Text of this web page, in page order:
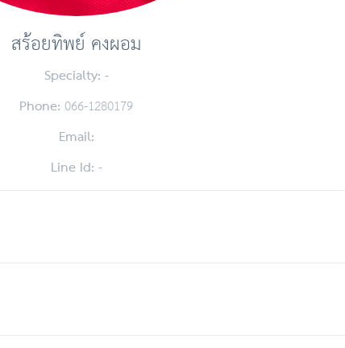
สร้อยทิพย์ คงผอม
Specialty: -
Phone: 066-1280179
Email:
Line Id: -